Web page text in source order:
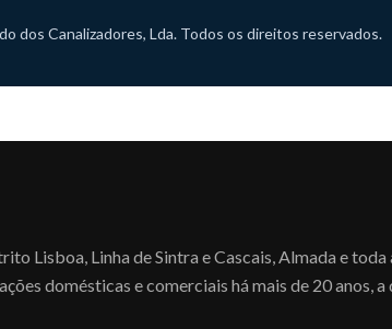
dos Canalizadores, Lda. Todos os direitos reservados.
Lisboa, Linha de Sintra e Cascais, Almada e
domésticas e comerciais há mais de 20 anos,